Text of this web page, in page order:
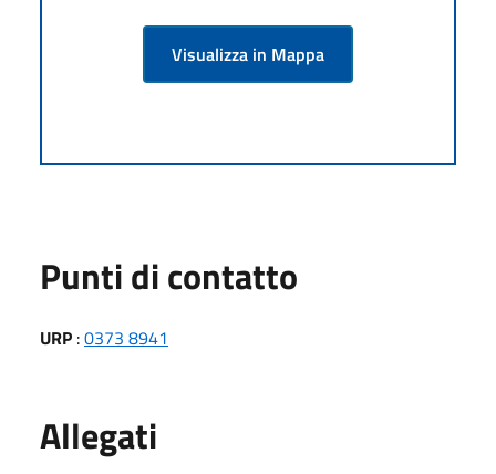
Visualizza in Mappa
Punti di contatto
URP :0373 8941
Allegati